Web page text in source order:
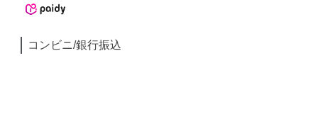
コンビニ/銀行振込